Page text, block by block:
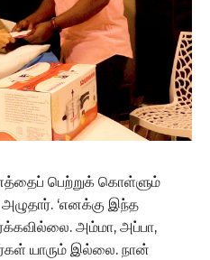
பெற்றுக் கொள்ளும்
‘எனக்கு இந்த
அம்மா, அப்பா,
யாரும் இல்லை. நான்